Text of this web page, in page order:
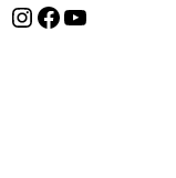
Instagram
Facebook
YouTube